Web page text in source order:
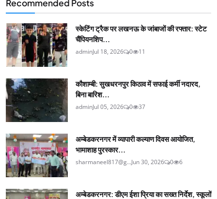
Recommended Posts
स्केटिंग ट्रैक पर लखनऊ के जांबाजों की रफ्तार: स्टेट
चैंपियनशिप...
adminJul 18, 2026 0 11
कौशाम्बी: सुखधरनपुर किठाव में सफाई कर्मी नदारद,
बिना बारिश...
adminJul 05, 2026 0 37
अम्बेडकरनगर में व्यापारी कल्याण दिवस आयोजित,
भामाशाह पुरस्कार...
sharmaneel817@g...Jun 30, 2026 0 6
अम्बेडकरनगर: डीएम ईशा प्रिया का सख्त निर्देश, स्कूलों